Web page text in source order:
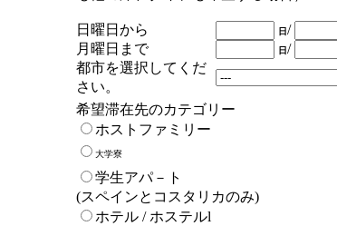
日曜日から 日/
月曜日まで
日/
都市を選択してくだ
さい。
希望滞在先のカテゴリー
ホストファミリー
大学寮
学生アパ－ト
(スペインとコスタリカのみ)
ホテル / ホステルl